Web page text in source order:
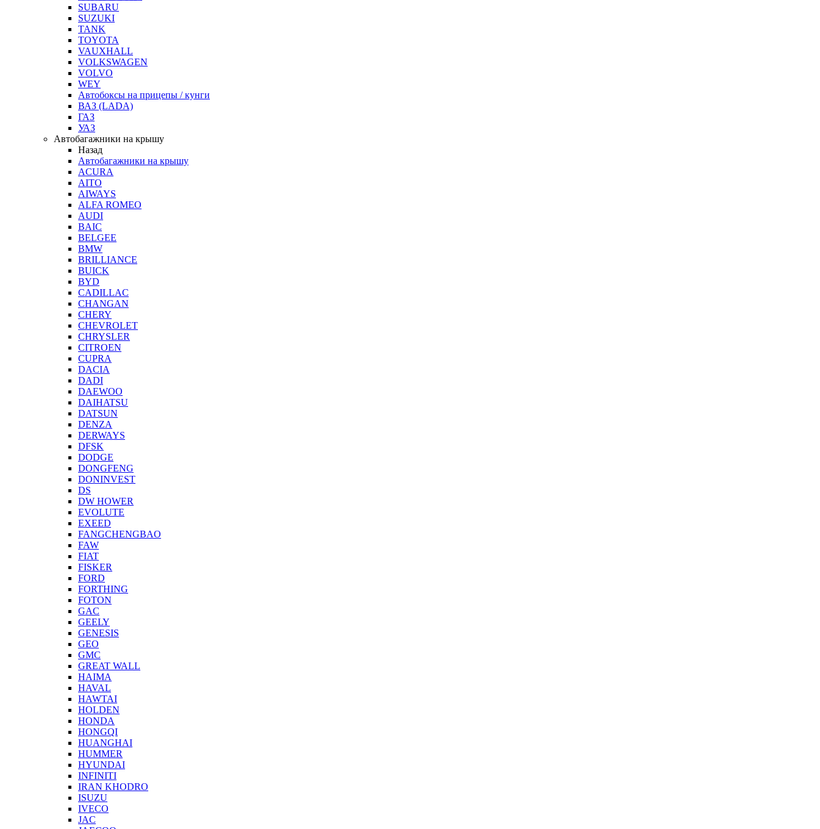
SUBARU
SUZUKI
TANK
TOYOTA
VAUXHALL
VOLKSWAGEN
VOLVO
WEY
Автобоксы на прицепы / кунги
ВАЗ (LADA)
ГАЗ
УАЗ
Автобагажники на крышу
Назад
Автобагажники на крышу
ACURA
AITO
AIWAYS
ALFA ROMEO
AUDI
BAIC
BELGEE
BMW
BRILLIANCE
BUICK
BYD
CADILLAC
CHANGAN
CHERY
CHEVROLET
CHRYSLER
CITROEN
CUPRA
DACIA
DADI
DAEWOO
DAIHATSU
DATSUN
DENZA
DERWAYS
DFSK
DODGE
DONGFENG
DONINVEST
DS
DW HOWER
EVOLUTE
EXEED
FANGCHENGBAO
FAW
FIAT
FISKER
FORD
FORTHING
FOTON
GAC
GEELY
GENESIS
GEO
GMC
GREAT WALL
HAIMA
HAVAL
HAWTAI
HOLDEN
HONDA
HONGQI
HUANGHAI
HUMMER
HYUNDAI
INFINITI
IRAN KHODRO
ISUZU
IVECO
JAC